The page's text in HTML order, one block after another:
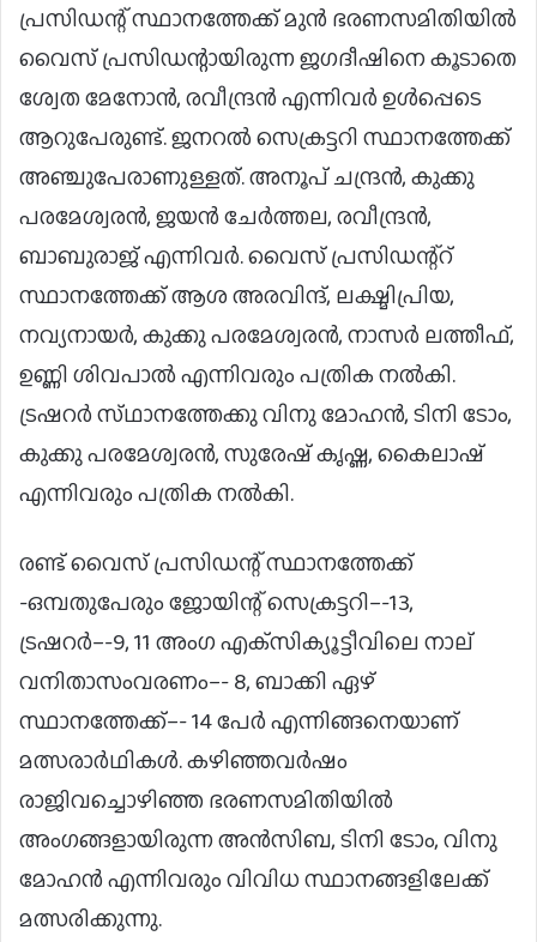
പ്രസിഡന്റ്‌ സ്ഥാനത്തേക്ക്‌ മുൻ ഭരണസമിതിയിൽ
വൈസ്‌ പ്രസിഡന്റായിരുന്ന ജഗദീഷിനെ കൂടാതെ
ശ്വേത മേനോൻ, രവീന്ദ്രൻ എന്നിവർ ഉൾപ്പെടെ
ആറുപേരുണ്ട്‌. ജനറൽ സെക്രട്ടറി സ്ഥാനത്തേക്ക്‌
അഞ്ചുപേരാണുള്ളത്‌. അനൂപ്‌ ചന്ദ്രൻ, കുക്കു
പരമേശ്വരൻ, ജയൻ ചേർത്തല, രവീന്ദ്രൻ,
ബാബുരാജ്‌ എന്നിവർ. വൈസ് പ്രസിഡന്റ്റ്
സ്ഥാനത്തേക്ക് ആശ അരവിന്ദ്, ലക്ഷ്മിപ്രിയ,
നവ്യനായർ, കുക്കു പരമേശ്വരൻ, നാസർ ലത്തീഫ്,
ഉണ്ണി ശിവപാൽ എന്നിവരും പത്രിക നൽകി.
ട്രഷറർ സ്‌ഥാനത്തേക്കു വിനു മോഹൻ, ടിനി ടോം,
കുക്കു പരമേശ്വരൻ, സുരേഷ് കൃഷ്ണ, കൈലാഷ്
എന്നിവരും പത്രിക നൽകി.
രണ്ട്‌ വൈസ്‌ പ്രസിഡന്റ്‌ സ്ഥാനത്തേക്ക്‌
-ഒമ്പതുപേരും ജോയിന്റ്‌ സെക്രട്ടറി–-13,
ട്രഷറർ–-9, 11 അംഗ എക്‌സിക്യൂട്ടീവിലെ നാല്‌
വനിതാസംവരണം–- 8, ബാക്കി ഏഴ്‌
സ്ഥാനത്തേക്ക്‌–- 14 പേർ എന്നിങ്ങനെയാണ്‌
മത്സരാർഥികൾ. കഴിഞ്ഞവർഷം
രാജിവച്ചൊഴിഞ്ഞ ഭരണസമിതിയിൽ
അംഗങ്ങളായിരുന്ന അൻസിബ, ടിനി ടോം, വിനു
മോഹൻ എന്നിവരും വിവിധ സ്ഥാനങ്ങളിലേക്ക്‌
മത്സരിക്കുന്നു.